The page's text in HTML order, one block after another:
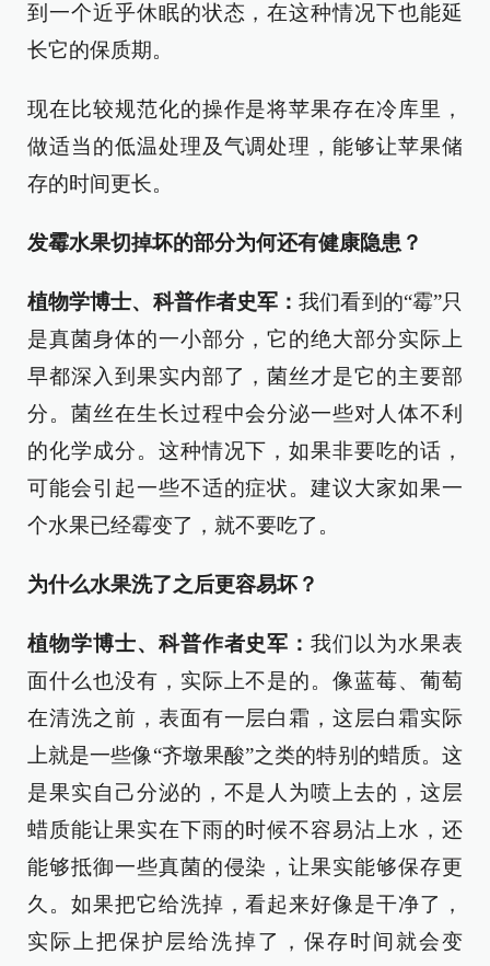
到一个近乎休眠的状态，在这种情况下也能延
长它的保质期。
现在比较规范化的操作是将苹果存在冷库里，
做适当的低温处理及气调处理，能够让苹果储
存的时间更长。
发霉水果切掉坏的部分为何还有健康隐患？
植物学博士、科普作者史军：我们看到的“霉”只
是真菌身体的一小部分，它的绝大部分实际上
早都深入到果实内部了，菌丝才是它的主要部
分。菌丝在生长过程中会分泌一些对人体不利
的化学成分。这种情况下，如果非要吃的话，
可能会引起一些不适的症状。建议大家如果一
个水果已经霉变了，就不要吃了。
为什么水果洗了之后更容易坏？
植物学博士、科普作者史军：我们以为水果表
面什么也没有，实际上不是的。像蓝莓、葡萄
在清洗之前，表面有一层白霜，这层白霜实际
上就是一些像“齐墩果酸”之类的特别的蜡质。这
是果实自己分泌的，不是人为喷上去的，这层
蜡质能让果实在下雨的时候不容易沾上水，还
能够抵御一些真菌的侵染，让果实能够保存更
久。如果把它给洗掉，看起来好像是干净了，
实际上把保护层给洗掉了，保存时间就会变